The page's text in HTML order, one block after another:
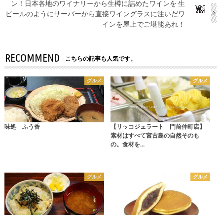
ン！日本各地のワイナリーから生樽に詰めたワインを 生
ビールのようにサーバーから直接ワイングラスに注いだワ
インを屋上でご堪能あれ！
RECOMMEND こちらの記事も人気です。
グルメ
味処 ふう香
グルメ
【リッコジェラート 門前仲町店】
素材はすべて宮古島の自然そのも
の。食材を…
グルメ グルメ